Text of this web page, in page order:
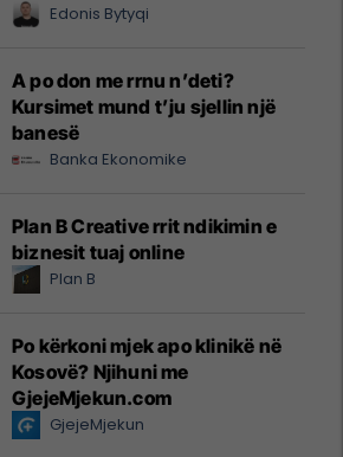
Edonis Bytyqi
A po don me rrnu n’deti?
Kursimet mund t’ju sjellin një
banesë
Banka Ekonomike
Plan B Creative rrit ndikimin e
biznesit tuaj online
Plan B
Po kërkoni mjek apo klinikë në
Kosovë? Njihuni me
GjejeMjekun.com
GjejeMjekun